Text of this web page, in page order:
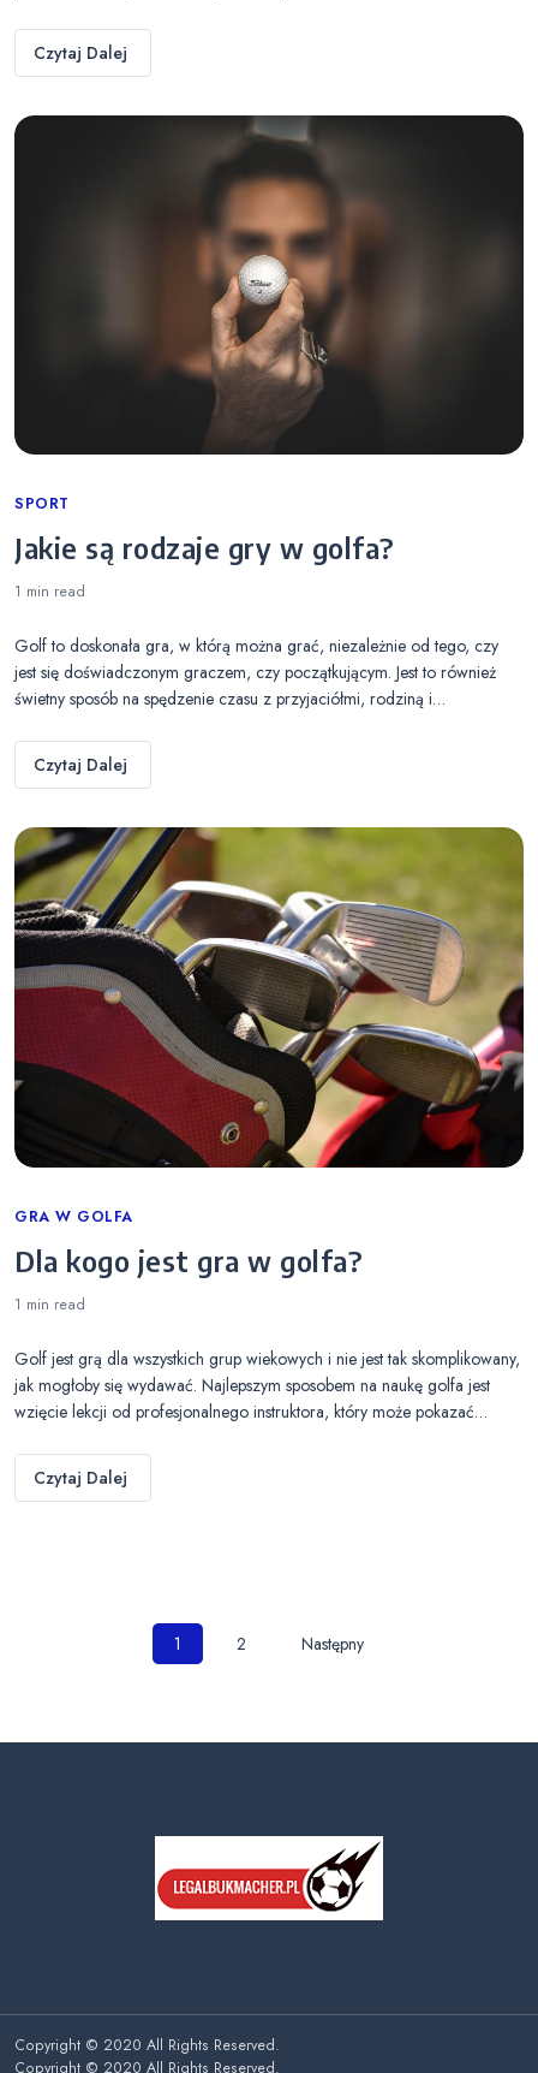
Czytaj Dalej
Categories
SPORT
Jakie są rodzaje gry w golfa?
1 min read
Golf to doskonała gra, w którą można grać, niezależnie od tego, czy
jest się doświadczonym graczem, czy początkującym. Jest to również
świetny sposób na spędzenie czasu z przyjaciółmi, rodziną i…
Czytaj Dalej
Categories
GRA W GOLFA
Dla kogo jest gra w golfa?
1 min read
Golf jest grą dla wszystkich grup wiekowych i nie jest tak skomplikowany,
jak mogłoby się wydawać. Najlepszym sposobem na naukę golfa jest
wzięcie lekcji od profesjonalnego instruktora, który może pokazać…
Czytaj Dalej
Nawigacja
1 2 Następny
Copyright © 2020 All Rights Reserved.
Copyright © 2020 All Rights Reserved.